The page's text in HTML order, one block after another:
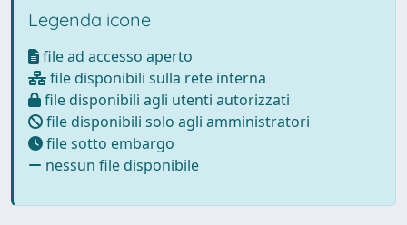
Legenda icone
file ad accesso aperto
file disponibili sulla rete interna
file disponibili agli utenti autorizzati
file disponibili solo agli amministratori
file sotto embargo
nessun file disponibile